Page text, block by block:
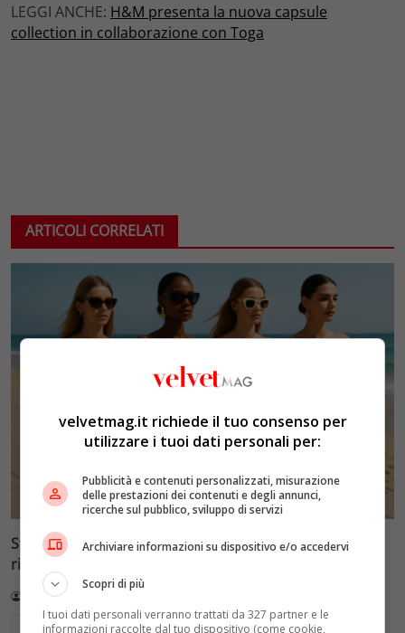
LEGGI ANCHE: H&M presenta la nuova capsule
collection in collaborazione con Toga
ARTICOLI CORRELATI
Stile estivo 2026: come combattere il caldo senza
rinunciare alla moda
Redazione VelvetMAG
Leggi di più
velvetmag.it richiede il tuo consenso per
utilizzare i tuoi dati personali per:
Pubblicità e contenuti personalizzati, misurazione
delle prestazioni dei contenuti e degli annunci,
ricerche sul pubblico, sviluppo di servizi
Archiviare informazioni su dispositivo e/o accedervi
Scopri di più
I tuoi dati personali verranno trattati da 327 partner e le
informazioni raccolte dal tuo dispositivo (come cookie,